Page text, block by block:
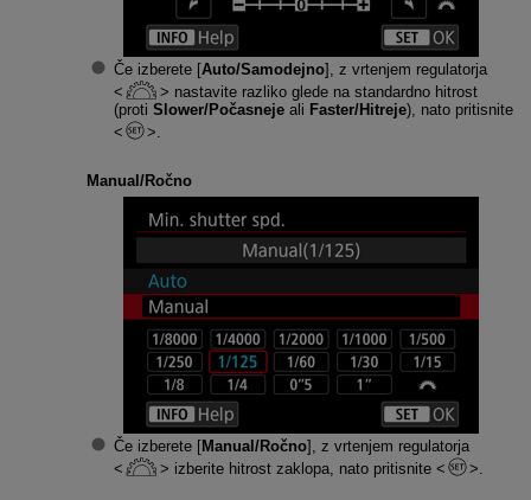
Če izberete [Auto/Samodejno], z vrtenjem regulatorja
nastavite razliko glede na standardno hitrost
(proti Slower/Počasnejeali Faster/Hitreje), nato pritisnite
.
Manual/Ročno
Če izberete [Manual/Ročno], z vrtenjem regulatorja
izberite hitrost zaklopa, nato pritisnite
.